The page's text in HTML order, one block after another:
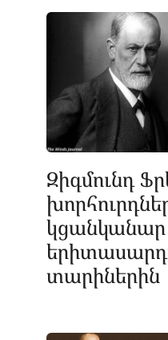
Զիգմունդ
կցանկանար
տարիներին